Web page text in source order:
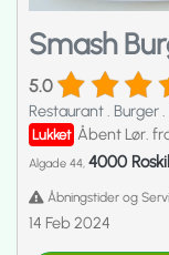
Smash
5.0
Restaurant. Burger.
Lukket Åbent Lør.
Algade 44, 4000
Åbningstider og
14 Feb 2024